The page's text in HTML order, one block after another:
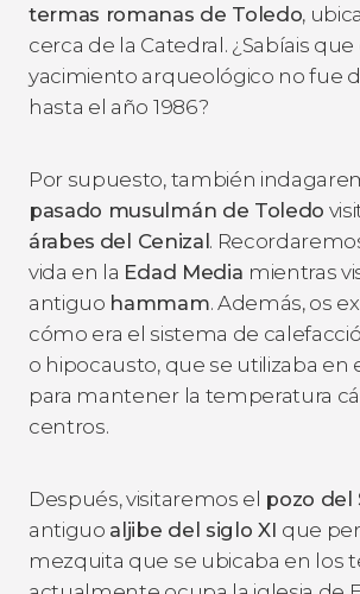
termas romanas de Toledo,
cerca de la Catedral. ¿Sabíais
yacimiento arqueológico no fue
hasta el año 1986?
Por supuesto, también
pasado musulmán de Toledo
árabes del Cenizal.
vida en la Edad Media mientras
antiguo hammam. Además, os
cómo era el sistema de
o hipocausto, que se utilizaba en
para mantener la temperatura
centros.
Después, visitaremos el pozo del
antiguo aljibe del siglo XI que
mezquita que se ubicaba en los